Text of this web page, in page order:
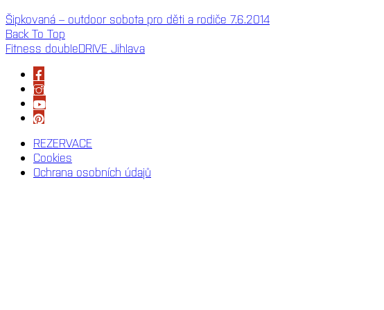
Šipkovaná – outdoor sobota pro děti a rodiče 7.6.2014
Back To Top
Fitness doubleDRIVE Jihlava
REZERVACE
Cookies
Ochrana osobních údajů